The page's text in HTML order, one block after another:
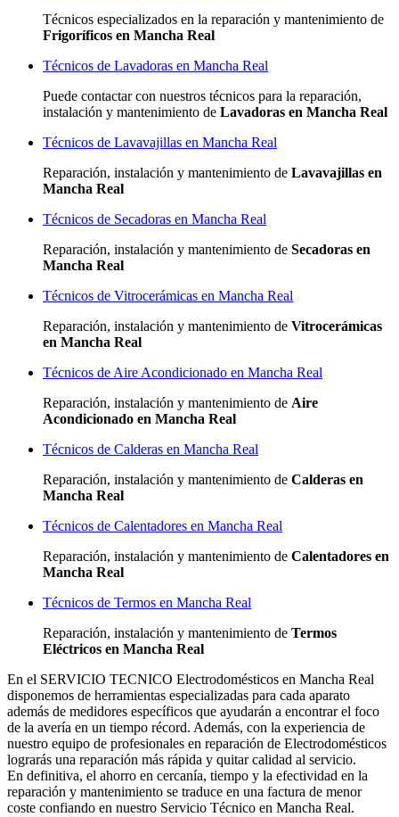
Técnicos especializados en la reparación y mantenimiento de
Frigoríficos en Mancha Real
Técnicos de Lavadoras en Mancha Real
Puede contactar con nuestros técnicos para la reparación,
instalación y mantenimiento de Lavadoras en Mancha Real
Técnicos de Lavavajillas en Mancha Real
Reparación, instalación y mantenimiento de Lavavajillas en
Mancha Real
Técnicos de Secadoras en Mancha Real
Reparación, instalación y mantenimiento de Secadoras en
Mancha Real
Técnicos de Vitrocerámicas en Mancha Real
Reparación, instalación y mantenimiento de Vitrocerámicas
en Mancha Real
Técnicos de Aire Acondicionado en Mancha Real
Reparación, instalación y mantenimiento de Aire
Acondicionado en Mancha Real
Técnicos de Calderas en Mancha Real
Reparación, instalación y mantenimiento de Calderas en
Mancha Real
Técnicos de Calentadores en Mancha Real
Reparación, instalación y mantenimiento de Calentadores en
Mancha Real
Técnicos de Termos en Mancha Real
Reparación, instalación y mantenimiento de Termos
Eléctricos en Mancha Real
En el SERVICIO TECNICO Electrodomésticos en Mancha Real
disponemos de herramientas especializadas para cada aparato
además de medidores específicos que ayudarán a encontrar el foco
de la avería en un tiempo récord. Además, con la experiencia de
nuestro equipo de profesionales en reparación de Electrodomésticos
lograrás una reparación más rápida y quitar calidad al servicio.
En definitiva, el ahorro en cercanía, tiempo y la efectividad en la
reparación y mantenimiento se traduce en una factura de menor
coste confiando en nuestro Servicio Técnico en Mancha Real.